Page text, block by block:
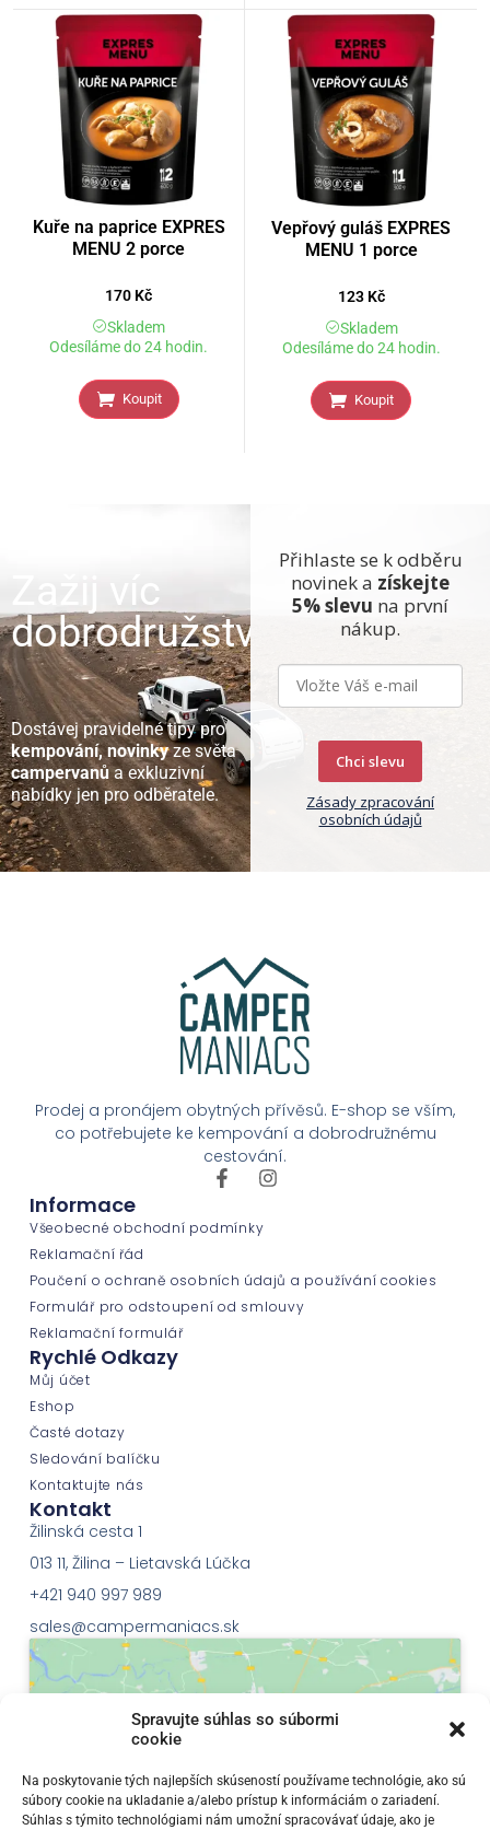
Spravujte súhlas so súbormi
cookie
Na poskytovanie tých najlepších skúseností používame technológie, ako sú
súbory cookie na ukladanie a/alebo prístup k informáciám o zariadení.
Súhlas s týmito technológiami nám umožní spracovávať údaje, ako je
Kuře na paprice EXPRES
MENU 2 porce
170 Kč
Skladem
Odesíláme do 24 hodin.
Koupit
Vepřový guláš EXPRES
MENU 1 porce
123 Kč
Skladem
Odesíláme do 24 hodin.
Koupit
Zažij víc
dobrodružství
Dostávej pravidelné tipy pro
kempování, novinkyze světa
campervanůa exkluzivní
nabídky jen pro odběratele.
Přihlaste se k odběru
novinek a získejte
5% slevu na první
nákup.
Chci slevu
Zásady zpracování
osobních údajů
Prodej a pronájem obytných přívěsů. E-shop se vším,
co potřebujete ke kempování a dobrodružnému
cestování.
Informace
Všeobecné obchodní podmínky
Reklamační řád
Poučení o ochraně osobních údajů a používání cookies
Formulář pro odstoupení od smlouvy
Reklamační formulář
Rychlé Odkazy
Můj účet
Eshop
Časté dotazy
Sledování balíčku
Kontaktujte nás
Kontakt
Žilinská cesta 1
013 11, Žilina – Lietavská Lúčka
+421 940 997 989
sales@campermaniacs.sk
Klepnutím přijměte marketingové soubory
cookie a povolte tento obsah